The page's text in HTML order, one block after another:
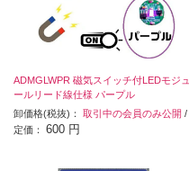
ADMGLWPR 磁気スイッチ付LEDモジュ
ールリード線仕様 パープル
卸価格(税抜)： 取引中の会員のみ公開 /
定価： 600 円